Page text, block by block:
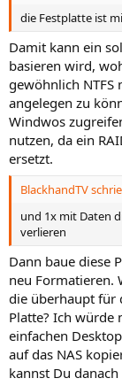
die Festplatte ist
Damit kann ein
basieren wird,
gewöhnlich NTFS
angelegen zu
Windwos
nutzen, da ein
ersetzt.
BlackhandTV
und 1x mit Daten
verlieren
Dann baue diese
neu Formatieren.
die überhaupt für
Platte? Ich würde
einfachen
auf das NAS
kannst Du